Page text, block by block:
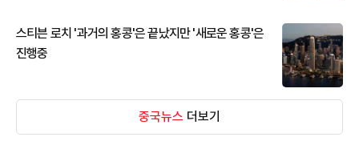
스티븐 로치 '과거의 홍콩'은 끝났지만 '새로운 홍콩'은
진행중
중국뉴스 더보기